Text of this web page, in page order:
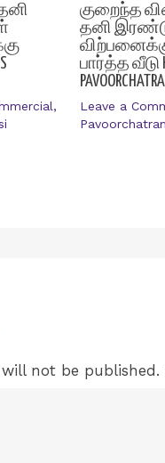
,
குறைந்த
தனி
பார்த்த வீடு
Leave a
not be published.